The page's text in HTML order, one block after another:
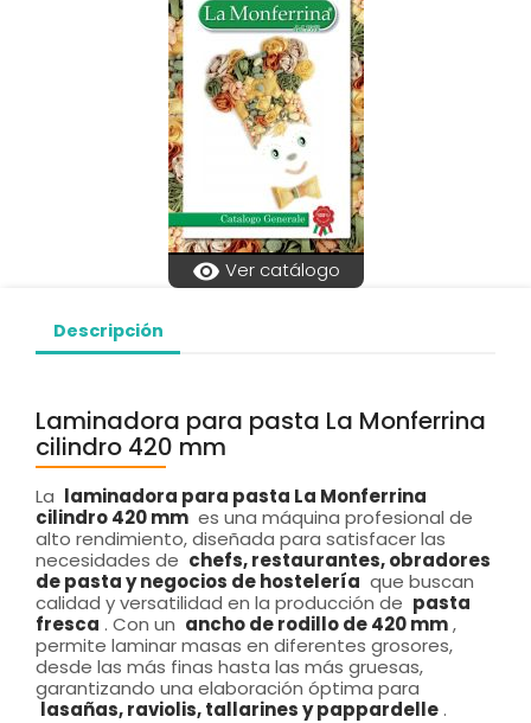
visibility Ver catálogo
Descripción
Laminadora para pasta La Monferrina
cilindro 420 mm
La laminadora para pasta La Monferrina
cilindro 420 mm es una máquina profesional de
alto rendimiento, diseñada para satisfacer las
necesidades de chefs, restaurantes, obradores
de pasta y negocios de hostelería que buscan
calidad y versatilidad en la producción de pasta
fresca . Con un ancho de rodillo de 420 mm,
permite laminar masas en diferentes grosores,
desde las más finas hasta las más gruesas,
garantizando una elaboración óptima para
lasañas, raviolis, tallarines y pappardelle .